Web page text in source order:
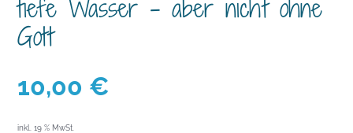
tiefe Wasser – aber nicht ohne
Gott
10,00 €
inkl. 19 % MwSt.